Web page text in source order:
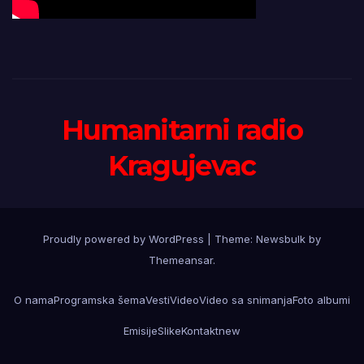
Humanitarni radio
Kragujevac
Proudly powered by WordPress Theme: Newsbulk by
Themeansar.
O namaProgramska šemaVestiVideoVideo sa snimanjaFoto albumi
EmisijeSlikeKontaktnew